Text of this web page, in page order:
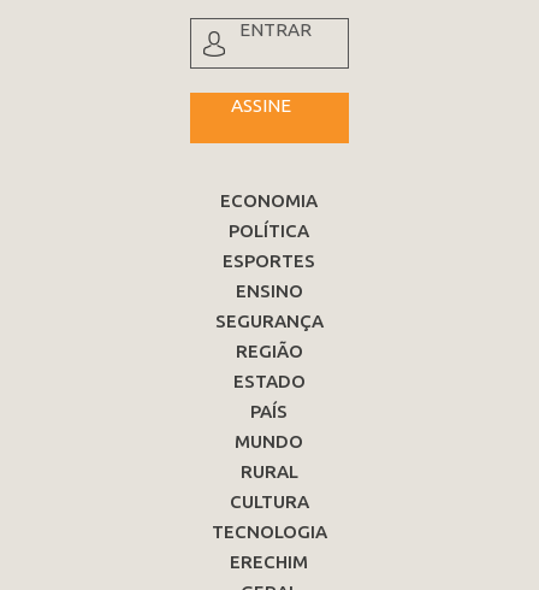
ENTRAR
ASSINE
ECONOMIA
POLÍTICA
ESPORTES
ENSINO
SEGURANÇA
REGIÃO
ESTADO
PAÍS
MUNDO
RURAL
CULTURA
TECNOLOGIA
ERECHIM